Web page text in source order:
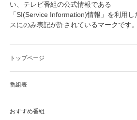
い、テレビ番組の公式情報である
「SI(Service Information)情報」を利用し
スにのみ表記が許されているマークです。
トップページ
番組表
おすすめ番組